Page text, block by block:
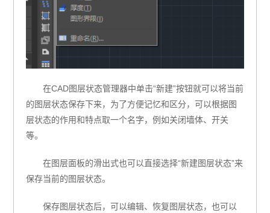
在CAD图层状态管理器中单击“新建”按钮就可以将当前
的图层状态保存下来，为了方便记忆和区分，可以根据图
层状态的作用和特点取一个名字，例如关闭墙体、开关
等。
在图层面板的滑出式也可以直接选择“新建图层状态”来
保存当前的图层状态。
保存图层状态后，可以编辑、恢复图层状态，也可以